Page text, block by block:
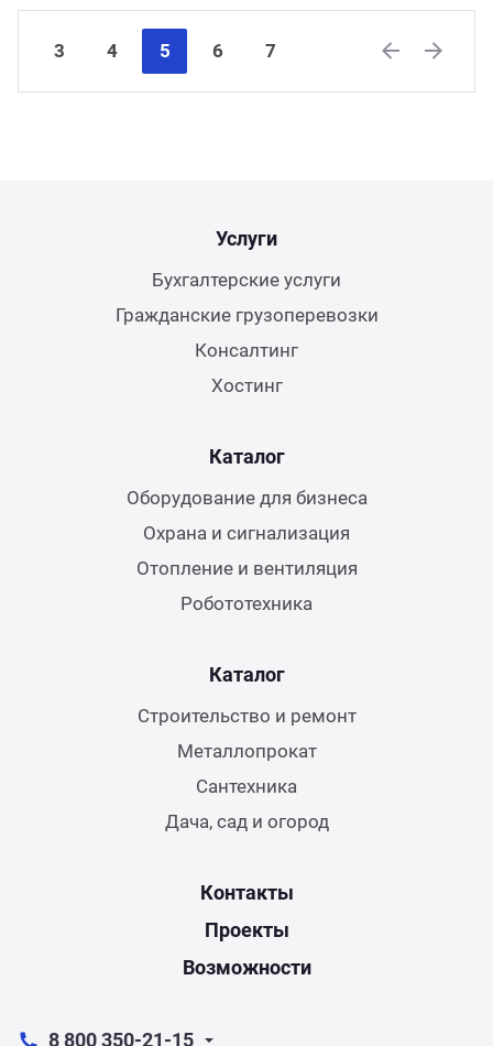
3 4 5 6
7
Услуги
Бухгалтерские услуги
Гражданские грузоперевозки
Консалтинг
Хостинг
Каталог
Оборудование для бизнеса
Охрана и сигнализация
Отопление и вентиляция
Робототехника
Каталог
Строительство и ремонт
Металлопрокат
Сантехника
Дача, сад и огород
Контакты
Проекты
Возможности
8 800 350-21-15